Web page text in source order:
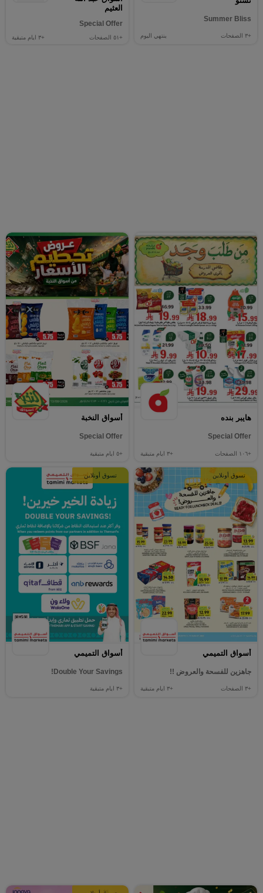
Summer Bliss
+٣ الصفحات ينتهي اليوم
العثيم
Special Offer
+٥١ الصفحات +٣ ايام متبقية
هايبر بنده
Special Offer
+١٠٦ الصفحات +٣ ايام متبقية
أسواق النخبة
Special Offer
+٥ ايام متبقية
تسوق أونلاين
أسواق التميمي
جاهزين للفسحة والعروض !!
+٣ الصفحات +٣ ايام متبقية
تسوق أونلاين
أسواق التميمي
Double Your Savings!
+٣ ايام متبقية